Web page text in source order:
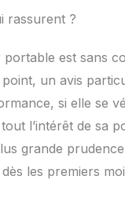
rassurent ?
est sans
un avis
si elle se
l’intérêt de sa
grande
les premiers